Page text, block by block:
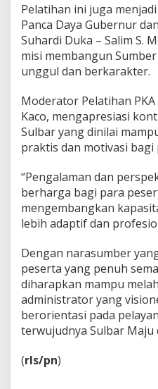
a
t
a
n
I
T
h
u
n
2
0
5
Pelatihan ini juga
Panca Daya Gubernur
Suhardi Duka – Salim S.
misi membangun
unggul dan berkarakter.
Moderator Pelatihan
Kaco, mengapresiasi
Sulbar yang dinilai
praktis dan motivasi bagi
“Pengalaman dan
berharga bagi para
mengembangkan
lebih adaptif dan
Dengan narasumber
peserta yang penuh
diharapkan mampu
administrator yang
berorientasi pada
terwujudnya Sulbar Maju
(rls/pn)